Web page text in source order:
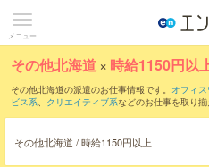
メニュー
その他北海道 × 時給1150円以
その他北海道の派遣のお仕事情報です。 オフィ
ビス系、 クリエイティブ系などのお仕事を取り揃
その他北海道 / 時給1150円以上